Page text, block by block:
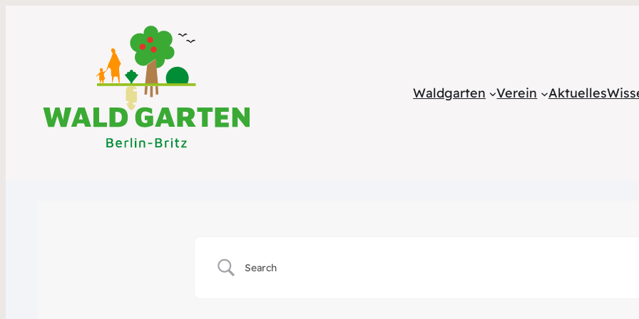
Waldgarten Verein Aktuelles